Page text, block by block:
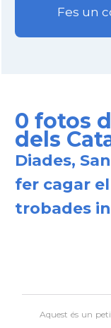
Fes un
0 fotos
dels
Diades,
fer cagar
trobades
Aquest és un